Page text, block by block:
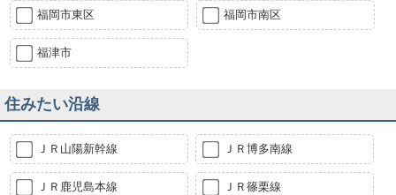
福岡市東区 福岡市南区
福津市
住みたい沿線
ＪＲ山陽新幹線 ＪＲ博多南線
ＪＲ鹿児島本線 ＪＲ篠栗線